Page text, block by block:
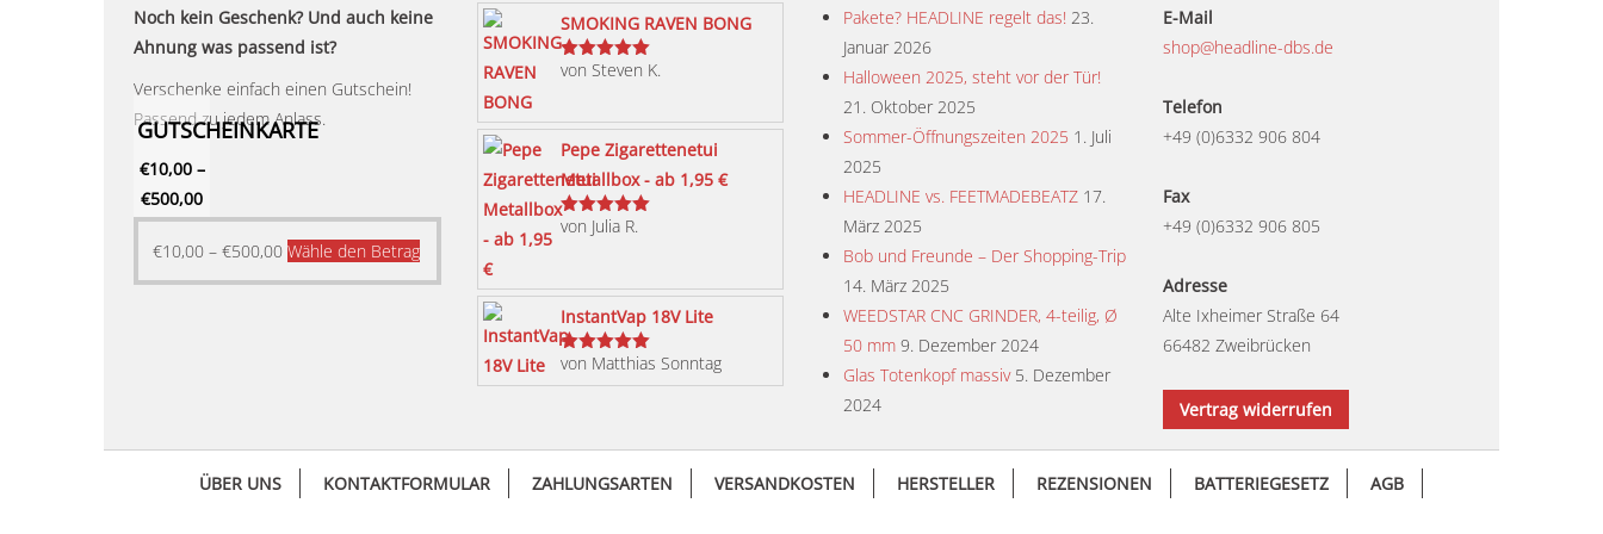
Noch kein Geschenk? Und auch keine
Ahnung was passend ist?
Verschenke einfach einen Gutschein!
Passend zu jedem Anlass.
GUTSCHEINKARTE
€10,00–
€500,00
€10,00 – €500,00 Wähle den BetragDieses
Produkt
Varianten
Optionen
können
SMOKING RAVEN BONG
Bewertet
von Steven K.
Pepe Zigarettenetui
Metallbox - ab 1,95 €
Bewertet
von Julia R.
InstantVap 18V Lite
Bewertet
mit5von 5
von Matthias Sonntag
Pakete? HEADLINE regelt das! 23.
Januar 2026
Halloween 2025, steht vor der Tür!
21. Oktober 2025
Sommer-Öffnungszeiten 2025 1. Juli
2025
HEADLINE vs. FEETMADEBEATZ 17.
März 2025
Bob und Freunde – Der Shopping-Trip
14. März 2025
WEEDSTAR CNC GRINDER, 4-teilig, Ø
50 mm 9. Dezember 2024
Glas Totenkopf massiv 5. Dezember
2024
E-Mail
shop@headline-dbs.de
Telefon
+49 (0)6332 906 804
Fax
+49 (0)6332 906 805
Adresse
Alte Ixheimer Straße 64
66482 Zweibrücken
Vertrag widerrufen
ÜBER UNS KONTAKTFORMULAR ZAHLUNGSARTEN VERSANDKOSTEN HERSTELLER REZENSIONEN BATTERIEGESETZ AGB